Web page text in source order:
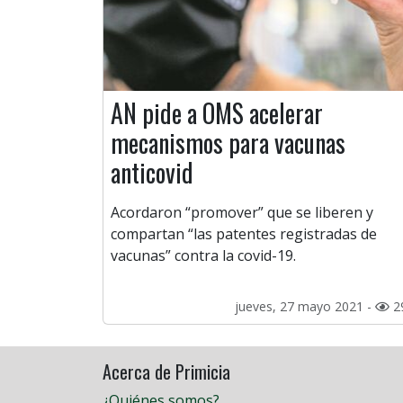
AN pide a OMS acelerar
mecanismos para vacunas
anticovid
Acordaron “promover” que se liberen y
compartan “las patentes registradas de
vacunas” contra la covid-19.
jueves, 27 mayo 2021 -
Acerca de Primicia